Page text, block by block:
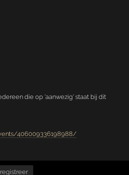
die op 'aanwezig' staat bij dit
406009336198988/
registreer